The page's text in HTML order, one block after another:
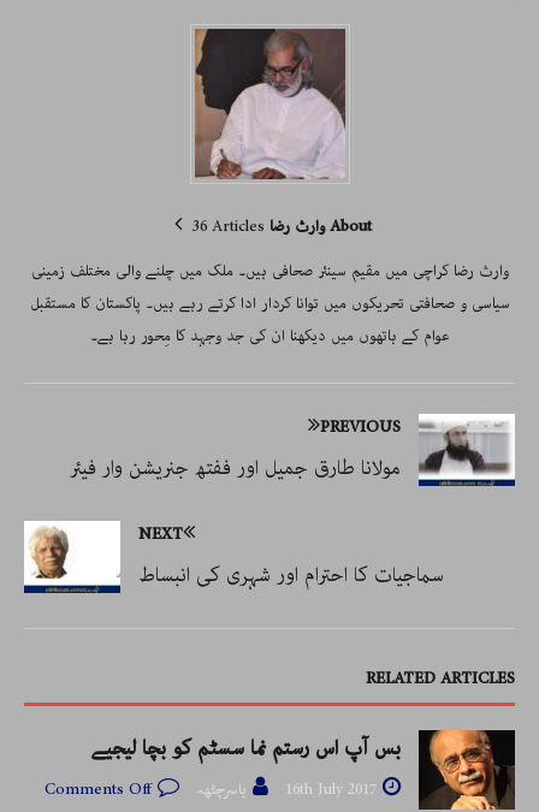
About وارث رضا
36 Articles
وارث رضا کراچی میں مقیم سینئر صحافی ہیں۔ ملک میں چلنے والی مختلف زمینی
سیاسی و صحافتی تحریکوں میں توانا کردار ادا کرتے رہے ہیں۔ پاکستان کا مستقبل
عوام کے ہاتھوں میں دیکھنا ان کی جد وجہد کا مِحور رہا ہے۔
PREVIOUS
مولانا طارق جمیل اور ففتھ جنریشن وار فیئر
NEXT
سماجیات کا احترام اور شہری کی انبساط
RELATED ARTICLES
بس آپ اس رستم نما سسٹم کو بچا لیجیے
16th July 2017 یاسرچٹھہ Comments Off